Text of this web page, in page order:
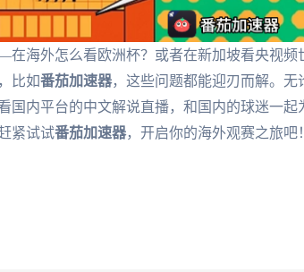
海外怎么看欧洲杯？或者在新加坡看央视频
比如番茄加速器，这些问题都能迎刃而解。无
国内平台的中文解说直播，和国内的球迷一起
紧试试番茄加速器，开启你的海外观赛之旅吧！